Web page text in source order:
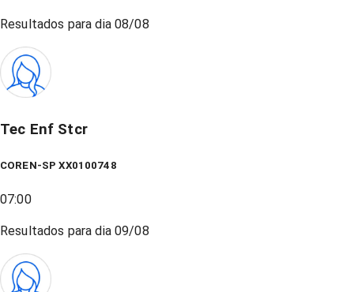
Resultados para dia08/08
Tec Enf Stcr
COREN-SP XX0100748
07:00
Resultados para dia09/08